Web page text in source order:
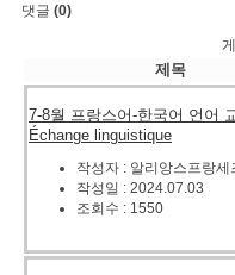
댓글 (0)
제목
7-8월 프랑스어-한국어 언어
Échange linguistique
작성자 : 알리앙스프랑세
작성일 : 2024.07.03
조회수 : 1550